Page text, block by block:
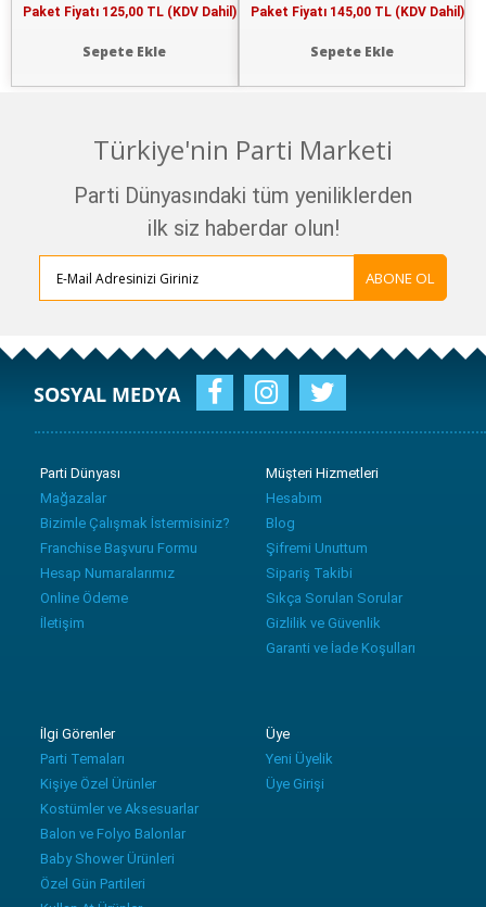
Paket Fiyatı 125,00 TL (KDV Dahil)
Sepete Ekle
Paket Fiyatı 145,00 TL (KDV Dahil)
Sepete Ekle
Türkiye'nin Parti Marketi
Parti Dünyasındaki tüm yeniliklerden
ilk siz haberdar olun!
ABONE OL
SOSYAL MEDYA
Parti Dünyası
Mağazalar
Bizimle Çalışmak İstermisiniz?
Franchise Başvuru Formu
Hesap Numaralarımız
Online Ödeme
İletişim
Müşteri Hizmetleri
Hesabım
Blog
Şifremi Unuttum
Sipariş Takibi
Sıkça Sorulan Sorular
Gizlilik ve Güvenlik
Garanti ve İade Koşulları
İlgi Görenler
Parti Temaları
Kişiye Özel Ürünler
Kostümler ve Aksesuarlar
Balon ve Folyo Balonlar
Baby Shower Ürünleri
Özel Gün Partileri
Üye
Yeni Üyelik
Üye Girişi